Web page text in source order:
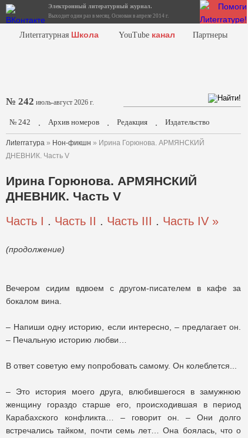
Электронный литературный журнал.
Выходит один раз в месяц. Основан в апреле 2014 г.
Лиterraтурная Школа YouTube канал Партнеры
№ 242 июль-август 2026 г.
№ 242 . Архив номеров . Редакция . Издательство
Лиterraтура » Нон-фикшн » Ирина Горюнова. АРМЯНСКИЙ
ДНЕВНИК. Часть V
Ирина Горюнова. АРМЯНСКИЙ
ДНЕВНИК. Часть V
Часть I . Часть II . Часть III . Часть IV »
(продолжение)
Вечером сидим вдвоем с другом-писателем в кафе за
бокалом вина.
– Напиши одну историю, если интересно, – предлагает он.
– Печальную историю любви…
В ответ советую ему попробовать самому. Он колеблется...
– Это история моего друга, влюбившегося в замужнюю
женщину гораздо старше его, происходившая в период
Карабахского конфликта… – говорит он. – Они долго
встречались тайком, почти семь лет… Она боялась, что о